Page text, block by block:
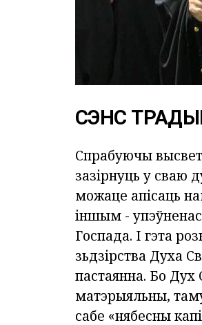
СЭНС
Спрабуючы
зазірнуць у сваю
можаце апісаць
іншым -
Госпада. І гэта
зьдзірства Духа
пастаянна. Бо
матэрыяльны,
сабе «нябесны